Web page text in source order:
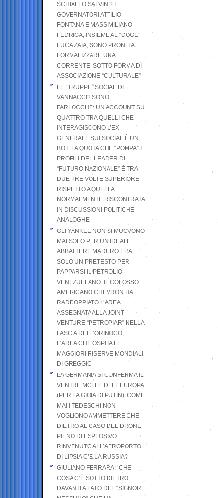
SCHIAFFO SALVINI? I
GOVERNATORI ATTILIO
FONTANA E MASSIMILIANO
FEDRIGA, INSIEME AL “DOGE”
LUCA ZAIA, SONO PRONTI A
FORMALIZZARE UNA
CORRENTE, SOTTO FORMA DI
ASSOCIAZIONE “CULTURALE”
LE “TRUPPE” SOCIAL DI
VANNACCI? SONO
FARLOCCHE: UN ACCOUNT SU
QUATTRO TRA QUELLI CHE
INTERAGISCONO L’EX
GENERALE SUI SOCIAL È UN
BOT. LA QUOTA CHE “POMPA” I
PROFILI DEL LEADER DI
“FUTURO NAZIONALE” È TRA
DUE-TRE VOLTE SUPERIORE
RISPETTO A QUELLA
NORMALMENTE RISCONTRATA
IN DISCUSSIONI POLITICHE
ANALOGHE
GLI YANKEE NON SI MUOVONO
MAI SOLO PER UN IDEALE:
ABBATTERE MADURO ERA
SOLO UN PRETESTO PER
PAPPARSI IL PETROLIO
VENEZUELANO .IL COLOSSO
AMERICANO CHEVRON HA
RADDOPPIATO L’AREA
ASSEGNATA ALLA JOINT
VENTURE “PETROPIAR” NELLA
FASCIA DELL’ORINOCO,
L’AREA CHE OSPITA LE
MAGGIORI RISERVE MONDIALI
DI GREGGIO
LA GERMANIA SI CONFERMA IL
VENTRE MOLLE DELL’EUROPA
(PER LA GIOIA DI PUTIN). COME
MAI I TEDESCHI NON
VOGLIONO AMMETTERE CHE
DIETRO AL CASO DEL DRONE
PIENO DI ESPLOSIVO
RINVENUTO ALL’AEROPORTO
DI LIPSIA C’È LA RUSSIA?
GIULIANO FERRARA: ’CHE
COSA C’È SOTTO DIETRO
DAVANTI A LATO DEL “SIGNOR